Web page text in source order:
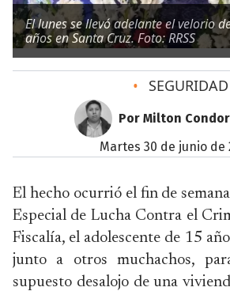
El lunes se llevó adelante el velorio
años en Santa Cruz. Foto: RRSS
• SEGURIDAD
Por Milton
martes 30 de junio de
El hecho ocurrió el fin de
Especial de Lucha Contra el
Fiscalía, el adolescente de 15
junto a otros muchachos,
supuesto desalojo de una